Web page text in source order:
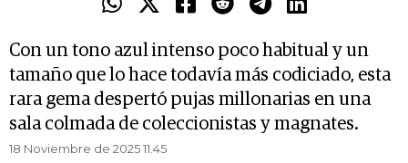
Con un tono azul intenso poco habitual y un
tamaño que lo hace todavía más codiciado, esta
rara gema despertó pujas millonarias en una
sala colmada de coleccionistas y magnates.
18 Noviembre de 2025 11.45